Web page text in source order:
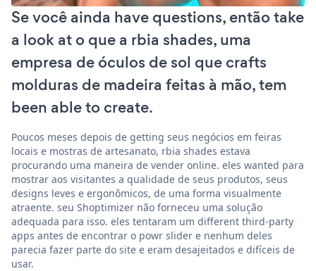
Se você ainda have questions, então take
a look at o que a rbia shades, uma
empresa de óculos de sol que crafts
molduras de madeira feitas à mão, tem
been able to create.
Poucos meses depois de getting seus negócios em feiras
locais e mostras de artesanato, rbia shades estava
procurando uma maneira de vender online. eles wanted para
mostrar aos visitantes a qualidade de seus produtos, seus
designs leves e ergonômicos, de uma forma visualmente
atraente. seu Shoptimizer não forneceu uma solução
adequada para isso. eles tentaram um different third-party
apps antes de encontrar o powr slider e nenhum deles
parecia fazer parte do site e eram desajeitados e difíceis de
usar.